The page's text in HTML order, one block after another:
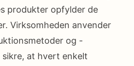
produkter opfylder de
Virksomheden anvender
og -
at hvert enkelt